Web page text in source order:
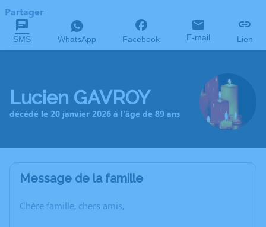
Partager
SMS WhatsApp Facebook E-mail Lien
Lucien GAVROY
décédé le 20 janvier 2026 à l'âge de 89 ans
Message de la famille
Chère famille, chers amis,